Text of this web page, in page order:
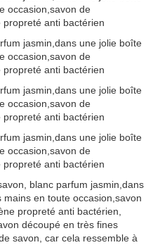
blanc parfum jasmin,dans
en toute occasion,savon
propreté anti bactérien,
découpé en très fines
savon, car cela ressemble à